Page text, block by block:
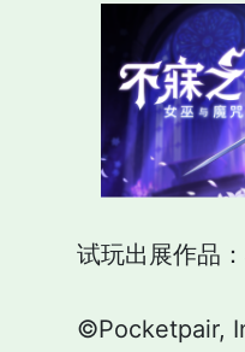
试玩出展作品
©Pocketpair,